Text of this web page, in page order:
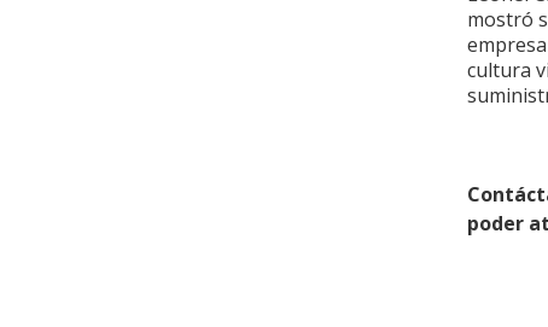
mostró
cultura
poder